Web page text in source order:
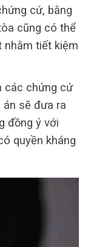
cứ, bằng
cũng có thể
nhằm tiết kiệm
các chứng cứ
án sẽ đưa ra
đồng ý với
quyền kháng